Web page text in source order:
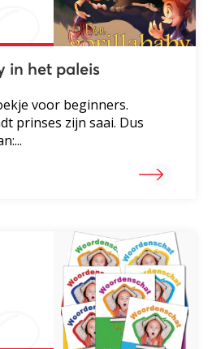
in het paleis
voor beginners.
prinses zijn saai. Dus